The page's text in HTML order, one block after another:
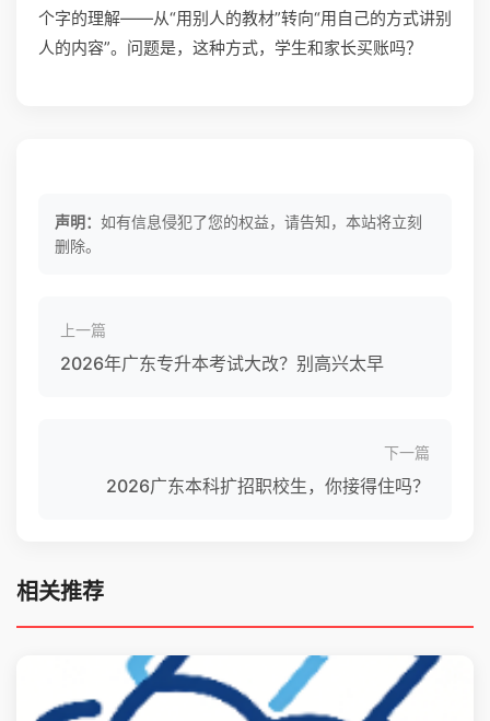
个字的理解——从“用别人的教材”转向“用自己的方式讲别
人的内容”。问题是，这种方式，学生和家长买账吗？
声明： 如有信息侵犯了您的权益，请告知，本站将立刻
删除。
上一篇
2026年广东专升本考试大改？别高兴太早
下一篇
2026广东本科扩招职校生，你接得住吗？
相关推荐